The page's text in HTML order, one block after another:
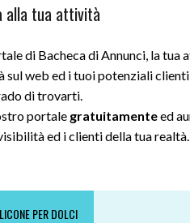
alla tua attività
di Bacheca di Annunci, la tua
sul web ed i tuoi potenziali clienti
di trovarti.
portale gratuitamenteed
ed i clienti della tua realtà.
PER DOLCI